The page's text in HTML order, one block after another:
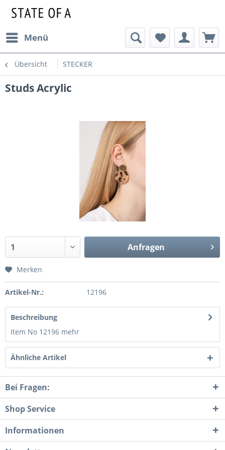
Menü
Übersicht STECKER
Studs Acrylic
Anfragen
Merken
Artikel-Nr.: 12196
Beschreibung
Item No 12196 mehr
Ähnliche Artikel
Bei Fragen:
Shop Service
Informationen